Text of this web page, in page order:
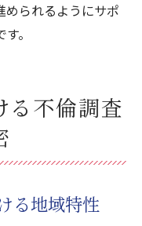
められるようにサポ
。
る不倫調査
る地域特性